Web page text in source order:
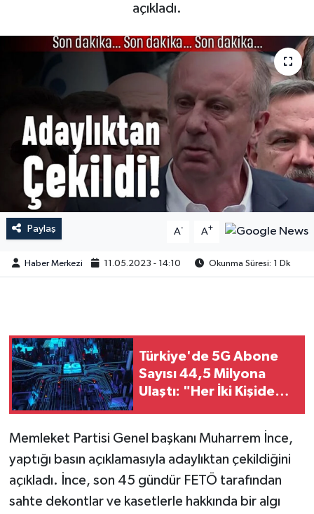
açıkladı.
Paylaş A- A+
Haber Merkezi 11.05.2023 - 14:10 Okunma Süresi: 1 Dk
Türkiye'de 5G Abone
Sayısı 44,5 Milyona
Ulaştı: "Her İki Kişiden
Memleket Partisi Genel başkanı Muharrem İnce,
yaptığı basın açıklamasıyla adaylıktan çekildiğini
açıkladı. İnce, son 45 gündür FETÖ tarafından
sahte dekontlar ve kasetlerle hakkında bir algı